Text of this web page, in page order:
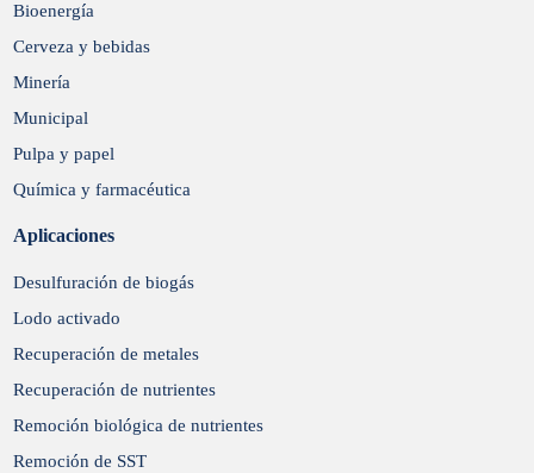
Bioenergía
Cerveza y bebidas
Minería
Municipal
Pulpa y papel
Química y farmacéutica
Aplicaciones
Desulfuración de biogás
Lodo activado
Recuperación de metales
Recuperación de nutrientes
Remoción biológica de nutrientes
Remoción de SST